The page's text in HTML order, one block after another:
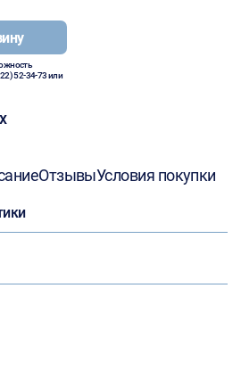
52-34-73или
ОтзывыУсловия покупки